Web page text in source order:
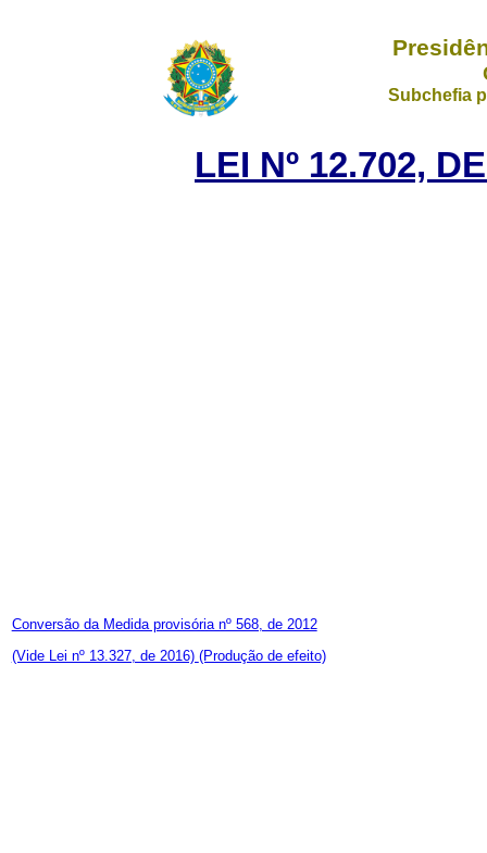
Subchefia
LEI Nº 12.702,
Conversão da Medida provisória nº 568, de 2012
(Vide Lei nº 13.327, de 2016) (Produção de efeito)